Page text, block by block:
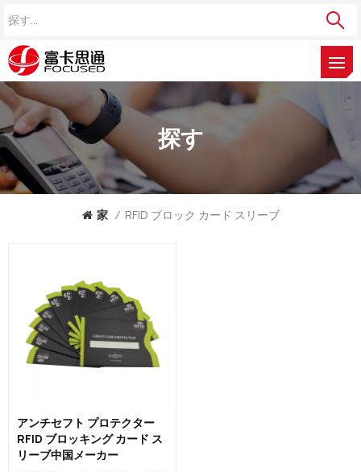
探す
家 / RFID ブロック カード スリーブ
アンチセフト プロテクター
RFID ブロッキング カード ス
リーブ中国メーカー